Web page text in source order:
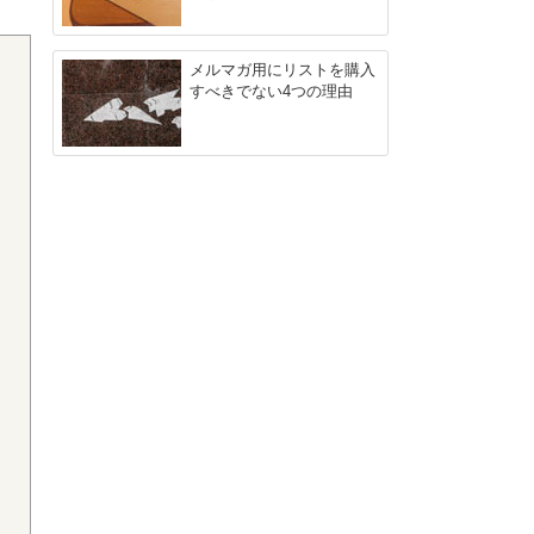
メルマガ用にリストを購入
すべきでない4つの理由